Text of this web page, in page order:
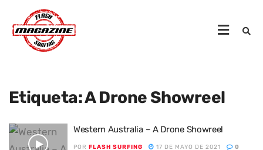
Etiqueta:A Drone Showreel
Western Australia – A Drone Showreel
POR FLASH SURFING 17 DE MAYO DE 2021 0